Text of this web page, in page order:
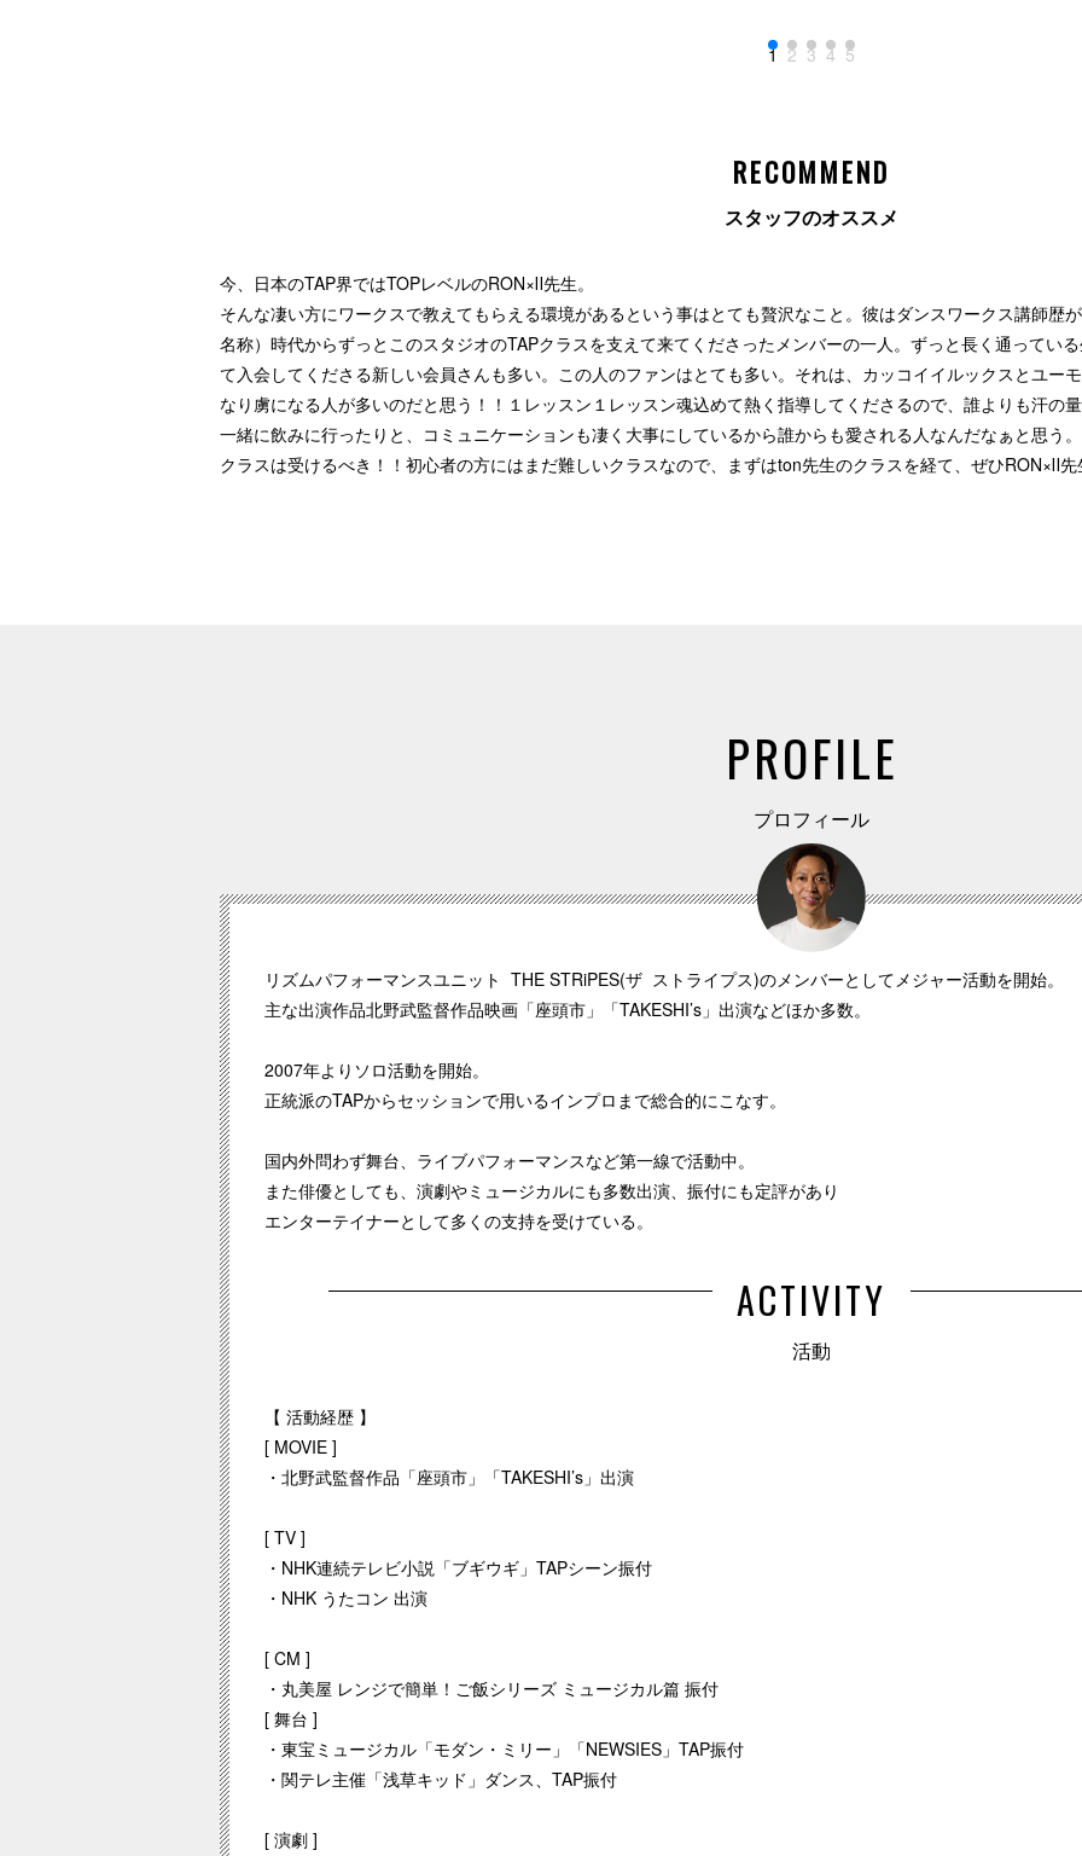
1 2 3 4 5
RECOMMEND
スタッフのオススメ
今、日本のTAP界ではTOPレベルのRON×Ⅱ先生。
そんな凄い方にワークスで教えてもらえる環境があるという事はとても贅沢なこと。彼はダンスワークス講師歴
名称）時代からずっとこのスタジオのTAPクラスを支えて来てくださったメンバーの一人。ずっと長く通ってい
て入会してくださる新しい会員さんも多い。この人のファンはとても多い。それは、カッコイイルックスとユー
なり虜になる人が多いのだと思う！！１レッスン１レッスン魂込めて熱く指導してくださるので、誰よりも汗の
一緒に飲みに行ったりと、コミュニケーションも凄く大事にしているから誰からも愛される人なんだなぁと思う
クラスは受けるべき！！初心者の方にはまだ難しいクラスなので、まずはton先生のクラスを経て、ぜひRON×Ⅱ
PROFILE
プロフィール
リズムパフォーマンスユニット THE STRiPES(ザ ストライプス)のメンバーとしてメジャー活動を開
主な出演作品北野武監督作品映画「座頭市」「TAKESHI’s」出演などほか多数。
2007年よりソロ活動を開始。
正統派のTAPからセッションで用いるインプロまで総合的にこなす。
国内外問わず舞台、ライブパフォーマンスなど第一線で活動中。
また俳優としても、演劇やミュージカルにも多数出演、振付にも定評があり
エンターテイナーとして多くの支持を受けている。
ACTIVITY
活動
【 活動経歴 】
[ MOVIE ]
・北野武監督作品「座頭市」「TAKESHI’s」出演
[ TV ]
・NHK連続テレビ小説「ブギウギ」TAPシーン振付
・NHK うたコン 出演
[ CM ]
・丸美屋 レンジで簡単！ご飯シリーズ ミュージカル篇 振付
[ 舞台 ]
・東宝ミュージカル「モダン・ミリー」「NEWSIES」TAP振付
・関テレ主催「浅草キッド」ダンス、TAP振付
[ 演劇 ]